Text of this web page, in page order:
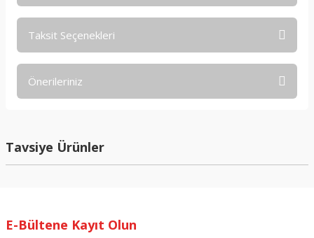
Taksit Seçenekleri
Önerileriniz
kullanarak tarafımıza iletebilirsiniz.
Görüş ve önerileriniz için teşekkür ederiz.
Ürün bilgilerinde hatalar bulunuyor.
Tavsiye Ürünler
E-Bültene Kayıt Olun